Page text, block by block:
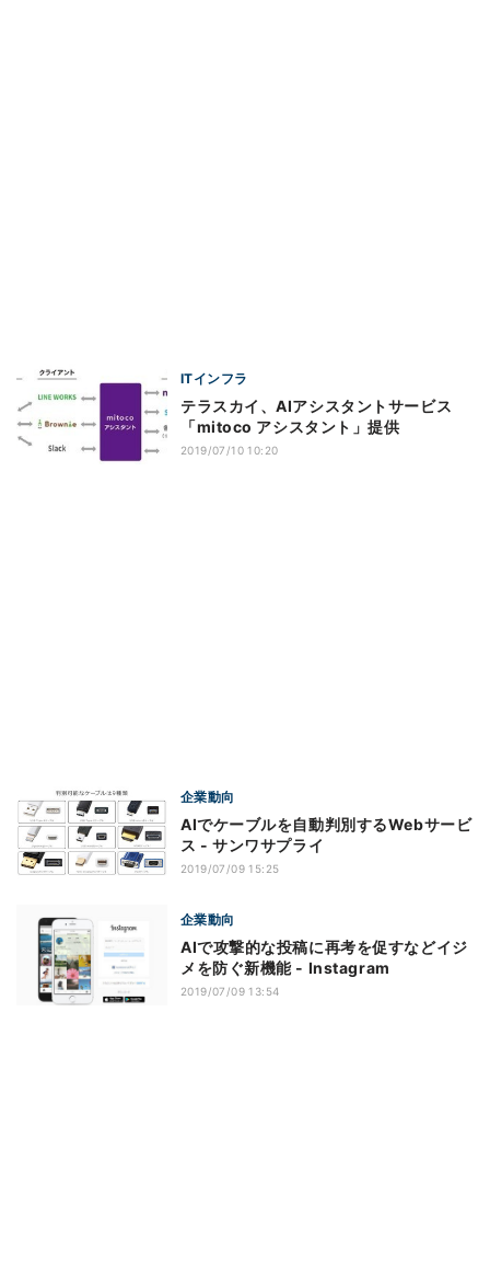
ITインフラ
テラスカイ、AIアシスタントサービス
「mitoco アシスタント」提供
2019/07/10 10:20
企業動向
AIでケーブルを自動判別するWebサービ
ス - サンワサプライ
2019/07/09 15:25
企業動向
AIで攻撃的な投稿に再考を促すなどイジ
メを防ぐ新機能 - Instagram
2019/07/09 13:54